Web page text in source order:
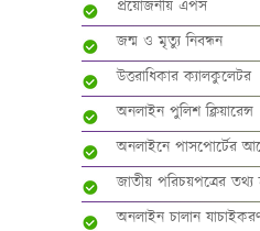
প্রয়োজনীয় এপস
জন্ম ও মৃত্যু নিবন্ধন
উত্তরাধিকার ক্যালকুলেটর
অনলাইন পুলিশ ক্লিয়ারেন্স
অনলাইনে পাসপোর্টের
জাতীয় পরিচয়পত্রের তথ্য
অনলাইন চালান